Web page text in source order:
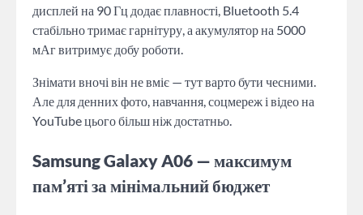
дисплей на 90 Гц додає плавності, Bluetooth 5.4
стабільно тримає гарнітуру, а акумулятор на 5000
мАг витримує добу роботи.
Знімати вночі він не вміє — тут варто бути чесними.
Але для денних фото, навчання, соцмереж і відео на
YouTube цього більш ніж достатньо.
Samsung Galaxy A06 — максимум
пам’яті за мінімальний бюджет